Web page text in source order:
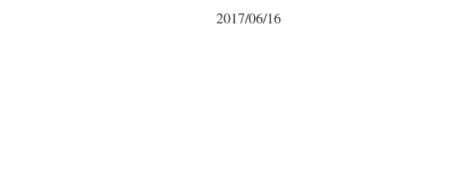
2017/06/16